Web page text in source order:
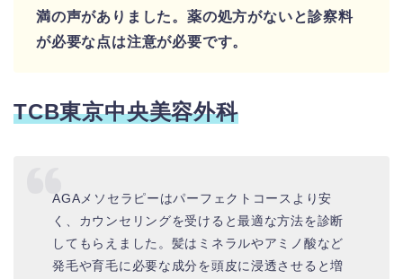
満の声がありました。 薬の処方がないと診察料
が必要な点は注意が必要です。
TCB東京中央美容外科
AGAメソセラピーはパーフェクトコースより安
く、カウンセリングを受けると最適な方法を診断
してもらえました。髪はミネラルやアミノ酸など
発毛や育毛に必要な成分を頭皮に浸透させると増